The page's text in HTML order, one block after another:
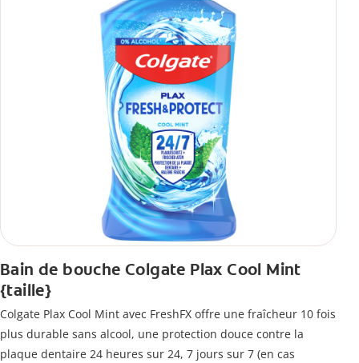
Bain de bouche Colgate Plax Cool Mint
{taille}
Colgate Plax Cool Mint avec FreshFX offre une fraîcheur 10 fois
plus durable sans alcool, une protection douce contre la
plaque dentaire 24 heures sur 24, 7 jours sur 7 (en cas